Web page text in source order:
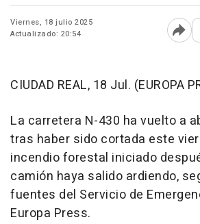
Viernes, 18 julio 2025
Actualizado: 20:54
CIUDAD REAL, 18 Jul. (EUROPA
La carretera N-430 ha vuelto a
tras haber sido cortada este
incendio forestal iniciado
camión haya salido ardiendo,
fuentes del Servicio de
Europa Press.